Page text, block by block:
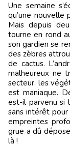
Une semaine
qu’une nouvelle
Mais depuis
tourne en rond
son gardien se
des zèbres
de cactus.
malheureux ne
secteur, les
est maniaque.
est-il parvenu si
sans intérêt
empreintes
grue a dû
là !